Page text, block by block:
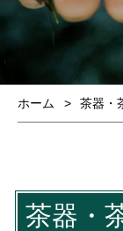
ホーム 茶器・
茶器・